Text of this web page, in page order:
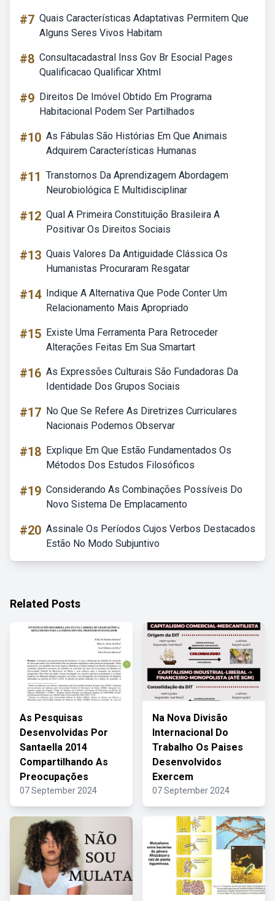
#7 Quais Características Adaptativas Permitem Que
Alguns Seres Vivos Habitam
#8 Consultacadastral Inss Gov Br Esocial Pages
Qualificacao Qualificar Xhtml
#9 Direitos De Imóvel Obtido Em Programa
Habitacional Podem Ser Partilhados
#10 As Fábulas São Histórias Em Que Animais
Adquirem Características Humanas
#11 Transtornos Da Aprendizagem Abordagem
Neurobiológica E Multidisciplinar
#12 Qual A Primeira Constituição Brasileira A
Positivar Os Direitos Sociais
#13 Quais Valores Da Antiguidade Clássica Os
Humanistas Procuraram Resgatar
#14 Indique A Alternativa Que Pode Conter Um
Relacionamento Mais Apropriado
#15 Existe Uma Ferramenta Para Retroceder
Alterações Feitas Em Sua Smartart
#16 As Expressões Culturais São Fundadoras Da
Identidade Dos Grupos Sociais
#17 No Que Se Refere As Diretrizes Curriculares
Nacionais Podemos Observar
#18 Explique Em Que Estão Fundamentados Os
Métodos Dos Estudos Filosóficos
#19 Considerando As Combinações Possíveis Do
Novo Sistema De Emplacamento
#20 Assinale Os Períodos Cujos Verbos Destacados
Estão No Modo Subjuntivo
Related Posts
As Pesquisas
Desenvolvidas Por
Santaella 2014
Compartilhando As
Preocupações
07 September 2024
Na Nova Divisão
Internacional Do
Trabalho Os Paises
Desenvolvidos
Exercem
07 September 2024